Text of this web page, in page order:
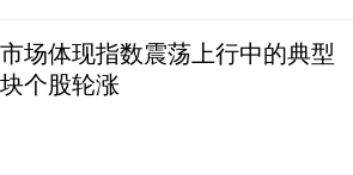
场体现指数震荡上行中的典型
个股轮涨